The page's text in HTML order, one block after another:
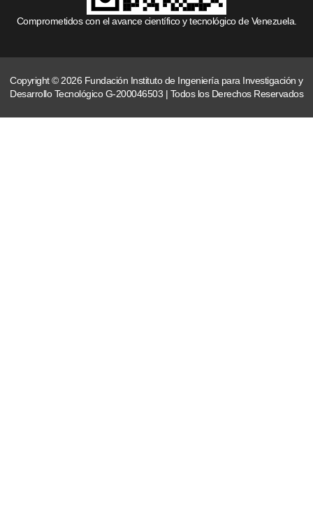
Comprometidos con el avance científico y tecnológico de Venezuela.
Copyright © 2026 Fundación Instituto de Ingeniería para Investigación y
Desarrollo Tecnológico G-200046503 | Todos los Derechos Reservados